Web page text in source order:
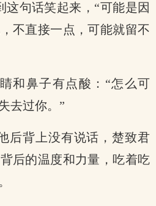
这句话笑起来，“可能是因
不直接一点，可能就留不
和鼻子有点酸：“怎么可
去过你。”
后背上没有说话，楚致君
后的温度和力量，吃着吃